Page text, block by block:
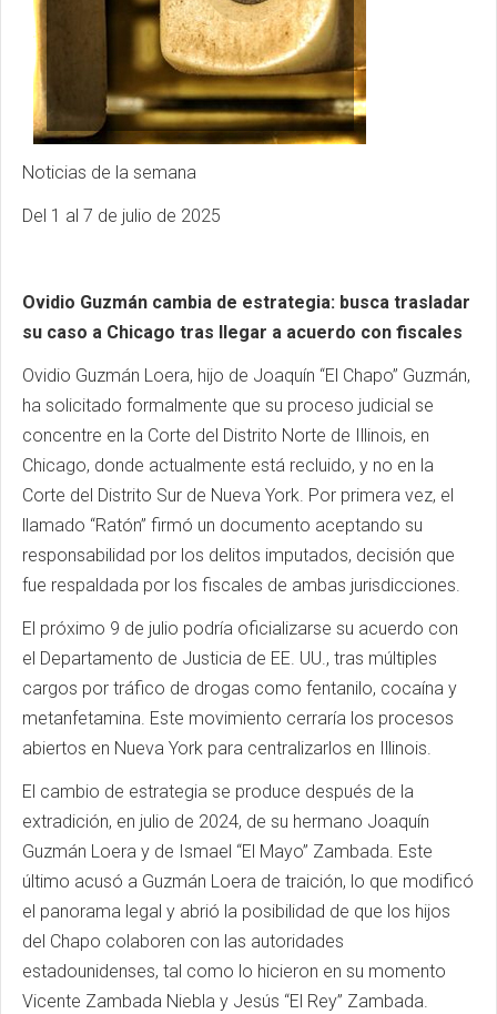
Noticias de la semana
Del 1 al 7 de julio de 2025
Ovidio Guzmán cambia de estrategia: busca trasladar
su caso a Chicago tras llegar a acuerdo con fiscales
Ovidio Guzmán Loera, hijo de Joaquín “El Chapo” Guzmán,
ha solicitado formalmente que su proceso judicial se
concentre en la Corte del Distrito Norte de Illinois, en
Chicago, donde actualmente está recluido, y no en la
Corte del Distrito Sur de Nueva York. Por primera vez, el
llamado “Ratón” firmó un documento aceptando su
responsabilidad por los delitos imputados, decisión que
fue respaldada por los fiscales de ambas jurisdicciones.
El próximo 9 de julio podría oficializarse su acuerdo con
el Departamento de Justicia de EE. UU., tras múltiples
cargos por tráfico de drogas como fentanilo, cocaína y
metanfetamina. Este movimiento cerraría los procesos
abiertos en Nueva York para centralizarlos en Illinois.
El cambio de estrategia se produce después de la
extradición, en julio de 2024, de su hermano Joaquín
Guzmán Loera y de Ismael “El Mayo” Zambada. Este
último acusó a Guzmán Loera de traición, lo que modificó
el panorama legal y abrió la posibilidad de que los hijos
del Chapo colaboren con las autoridades
estadounidenses, tal como lo hicieron en su momento
Vicente Zambada Niebla y Jesús “El Rey” Zambada.